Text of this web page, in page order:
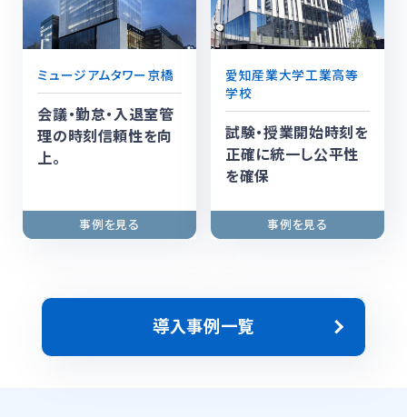
ミュージアムタワー京橋
会議・勤怠・入退室管
理の時刻信頼性を向
上。
愛知産業大学工業高等
学校
試験・授業開始時刻を
正確に統一し公平性
を確保
導入事例一覧